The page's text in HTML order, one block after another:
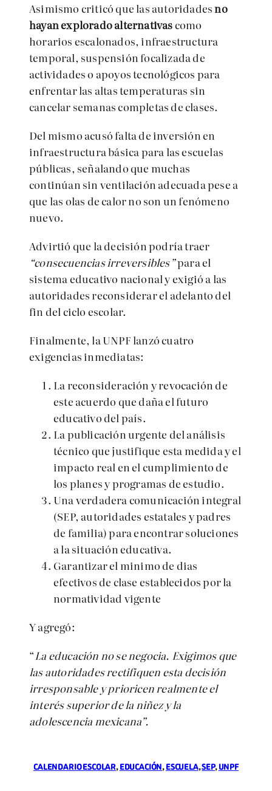
Asimismo criticó que las autoridadesno
hayan explorado alternativascomo
horarios escalonados, infraestructura
temporal, suspensión focalizada de
actividades o apoyos tecnológicos para
enfrentar las altas temperaturas sin
cancelar semanas completas de clases.
Del mismo acusó falta de inversión en
infraestructura básica para las escuelas
públicas, señalando que muchas
continúan sin ventilación adecuada pese a
que las olas de calor no son un fenómeno
nuevo.
Advirtió que la decisión podría traer
“consecuencias irreversibles”para el
sistema educativo nacional y exigió a las
autoridades reconsiderar el adelanto del
fin del ciclo escolar.
Finalmente, la UNPF lanzó cuatro
exigencias inmediatas:
La reconsideración y revocación de
este acuerdo que daña el futuro
educativo del país.
La publicación urgente del análisis
técnico que justifique esta medida y el
impacto real en el cumplimiento de
los planes y programas de estudio.
Una verdadera comunicación integral
(SEP, autoridades estatales y padres
de familia) para encontrar soluciones
a la situación educativa.
Garantizar el minimo de dias
efectivos de clase establecidos por la
normatividad vigente
Y agregó:
“La educación no se negocia. Exigimos que
las autoridades rectifiquen esta decisión
irresponsable y prioricen realmente el
interés superior de la niñez y la
adolescencia mexicana”.
CALENDARIO ESCOLAR, EDUCACIÓN, ESCUELA, SEP, UNPF